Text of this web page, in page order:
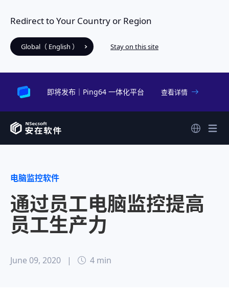
Redirect to Your Country or Region
Global（ English ） Stay on this site
即将发布｜Ping64 一体化平台 查看详情
电脑监控软件
通过员工电脑监控提高
员工生产力
June 09, 2020 | 4 min